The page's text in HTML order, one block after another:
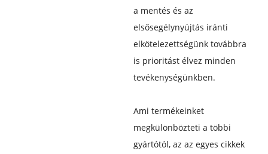
a mentés és az
elsősegélynyújtás iránti
elkötelezettségünk továbbra
is prioritást élvez minden
tevékenységünkben.
Ami termékeinket
megkülönbözteti a többi
gyártótól, az az egyes cikkek